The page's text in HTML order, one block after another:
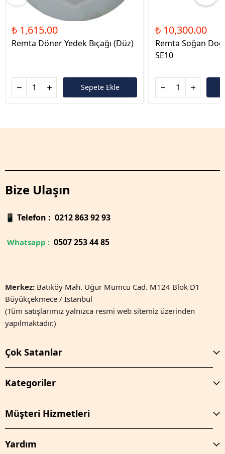
₺ 1,615.00
Remta Döner Yedek Bıçağı (Düz)
Sepete Ekle
₺ 10,300.00
Remta Soğan
SE10
Bize Ulaşın
📱 Telefon : 0212 863 92 93
Whatsapp : 0507 253 44 85
Merkez: Batıköy Mah. Uğur Mumcu Cad. M124 Blok D1
Büyükçekmece / İstanbul
(Tüm satışlarımız yalnızca resmi web sitemiz üzerinden
yapılmaktadır.)
Çok Satanlar
Kategoriler
Müşteri Hizmetleri
Yardım